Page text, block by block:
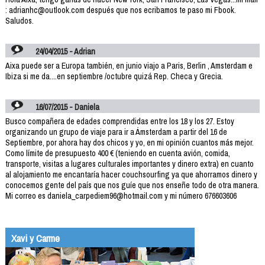
: adrianhc@outlook.com después que nos ecribamos te paso mi Fbook.
Saludos.
24/04/2015 - Adrian
Aixa puede ser a Europa también, en junio viajo a Paris, Berlin , Amsterdam e
Ibiza si me da....en septiembre /octubre quizá Rep. Checa y Grecia.
16/07/2015 - Daniela
Busco compañera de edades comprendidas entre los 18 y los 27. Estoy
organizando un grupo de viaje para ir a Ámsterdam a partir del 16 de
Septiembre, por ahora hay dos chicos y yo, en mi opinión cuantos más mejor.
Como límite de presupuesto 400 € (teniendo en cuenta avión, comida,
transporte, visitas a lugares culturales importantes y dinero extra) en cuanto
al alojamiento me encantaría hacer couchsourfing ya que ahorramos dinero y
conocemos gente del país que nos guíe que nos enseñe todo de otra manera.
Mi correo es daniela_carpediem96@hotmail.com y mi número 676603606
Xavi y Carme